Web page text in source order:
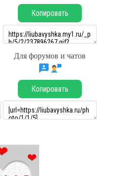
Копировать
Для форумов и чатов
Копировать